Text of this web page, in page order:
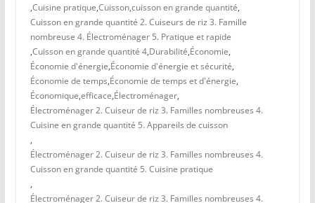
,Cuisine pratique,Cuisson,cuisson en grande quantité,
Cuisson en grande quantité 2. Cuiseurs de riz 3. Famille
nombreuse 4. Électroménager 5. Pratique et rapide
,Cuisson en grande quantité 4,Durabilité,Économie,
Économie d'énergie,Économie d'énergie et sécurité,
Économie de temps,Économie de temps et d'énergie,
Économique,efficace,Électroménager,
Électroménager 2. Cuiseur de riz 3. Familles nombreuses 4.
Cuisine en grande quantité 5. Appareils de cuisson
,
Électroménager 2. Cuiseur de riz 3. Familles nombreuses 4.
Cuisson en grande quantité 5. Cuisine pratique
,
Électroménager 2. Cuiseur de riz 3. Familles nombreuses 4.